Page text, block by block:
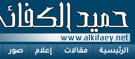
الرئيسية مقالات إعلام صور